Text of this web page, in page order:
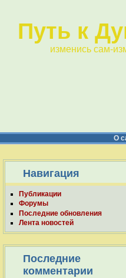
Путь к
изменись сам-
О
Навигация
Публикации
Форумы
Последние обновления
Лента новостей
Последние
комментарии